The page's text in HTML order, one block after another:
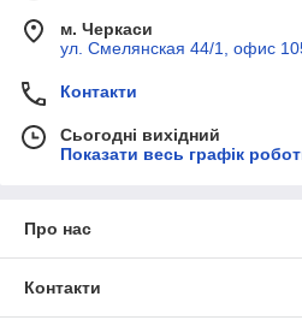
м. Черкаси
ул. Смелянская 44/1, офис
Контакти
Сьогодні вихідний
Показати весь графік
Про нас
Контакти